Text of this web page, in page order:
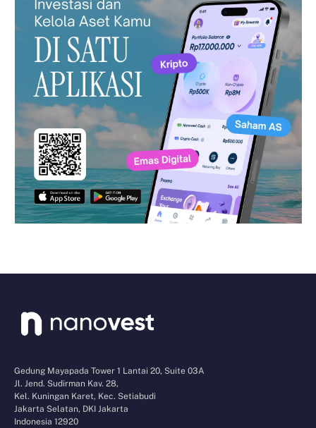
Gedung Mayapada Tower 1 Lantai 20, Suite 03A
Jl. Jend. Sudirman Kav. 28,
Kel. Kuningan Karet, Kec. Setiabudi
Jakarta Selatan, DKI Jakarta
Indonesia 12920